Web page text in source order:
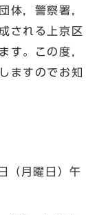
体，警察署，
される上京区
す。この度，
ますのでお知
月曜日）午